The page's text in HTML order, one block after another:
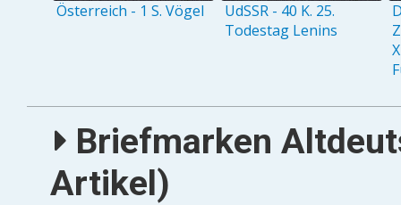
Österreich - 1 S. Vögel
UdSSR - 40 K. 25.
Todestag Lenins
Briefmarken
Artikel)